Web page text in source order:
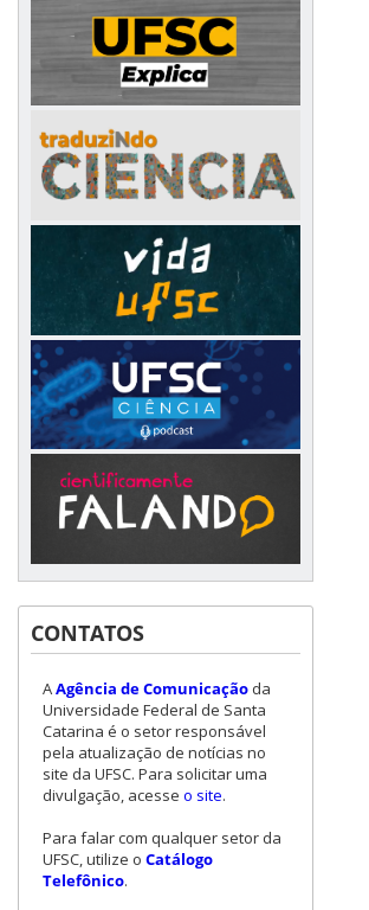
CONTATOS
AAgência de Comunicação da
Universidade Federal de Santa
Catarina é o setor responsável
pela atualização de notícias no
site da UFSC. Para solicitar uma
divulgação, acesse o site.
Para falar com qualquer setor da
UFSC, utilize o Catálogo
Telefônico.